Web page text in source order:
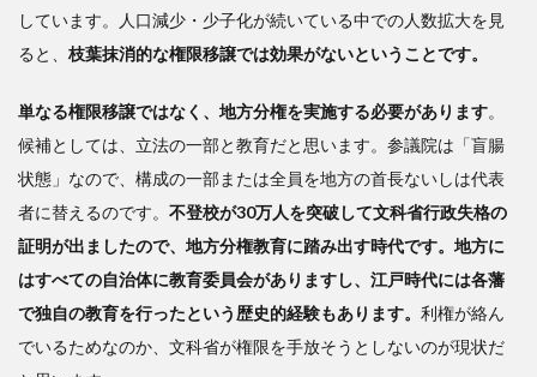
しています。人口減少・少子化が続いている中での人数拡大を見
ると、 枝葉抹消的な権限移譲では効果がないということです。
単なる権限移譲ではなく、地方分権を実施する必要があります。
候補としては、立法の一部と教育だと思います。参議院は「盲腸
状態」なので、構成の一部または全員を地方の首長ないしは代表
者に替えるのです。 不登校が30万人を突破して文科省行政失格の
証明が出ましたので、地方分権教育に踏み出す時代です。地方に
はすべての自治体に教育委員会がありますし、江戸時代には各藩
で独自の教育を行ったという歴史的経験もあります。 利権が絡ん
でいるためなのか、文科省が権限を手放そうとしないのが現状だ